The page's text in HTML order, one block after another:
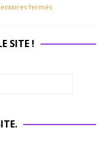
fermés
SITE !